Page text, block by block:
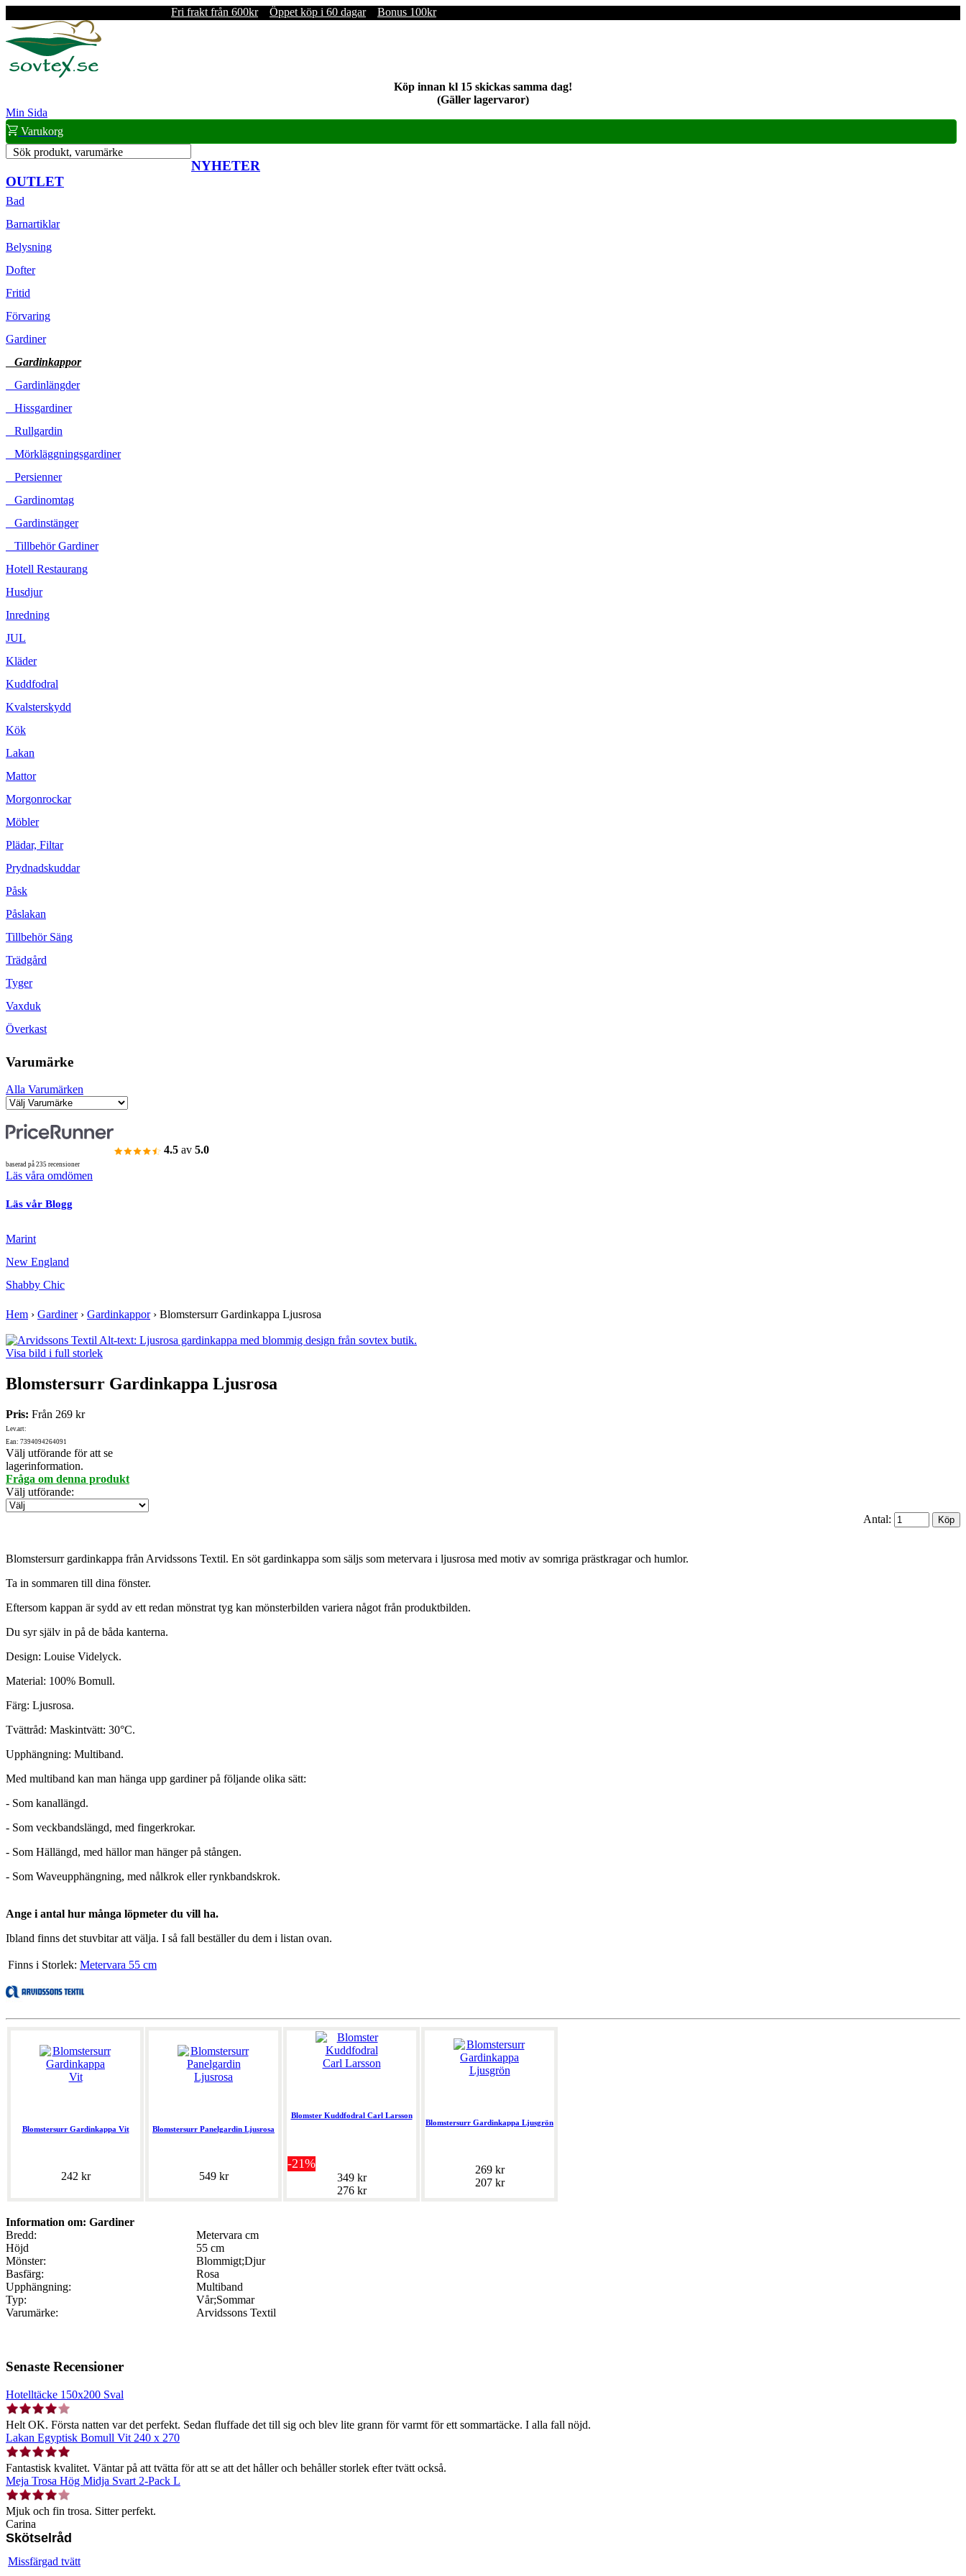
Fri frakt från 600kr Öppet köp i 60 dagar Bonus 100kr
Köp innan kl 15 skickas samma dag!
(Gäller lagervaror)
Min Sida
Varukorg
Sök produkt, varumärke
NYHETER
OUTLET
Bad
Barnartiklar
Belysning
Dofter
Fritid
Förvaring
Gardiner
Gardinkappor
Gardinlängder
Hissgardiner
Rullgardin
Mörkläggningsgardiner
Persienner
Gardinomtag
Gardinstänger
Tillbehör Gardiner
Hotell Restaurang
Husdjur
Inredning
JUL
Kläder
Kuddfodral
Kvalsterskydd
Kök
Lakan
Mattor
Morgonrockar
Möbler
Plädar, Filtar
Prydnadskuddar
Påsk
Påslakan
Tillbehör Säng
Trädgård
Tyger
Vaxduk
Överkast
Varumärke
Alla Varumärken
4.5 av 5.0
baserad på 235 recensioner
Läs våra omdömen
Läs vår Blogg
Marint
New England
Shabby Chic
Hem › Gardiner› Gardinkappor› Blomstersurr Gardinkappa Ljusrosa
Visa bild i full storlek
Blomstersurr Gardinkappa Ljusrosa
Pris: Från 269 kr
Lev.art:
Ean: 7394094264091
Välj utförande för att se
lagerinformation.
Fråga om denna produkt
Välj utförande:
Antal:
Blomstersurr gardinkappa från Arvidssons Textil. En söt gardinkappa som säljs som metervara i ljusrosa med motiv av somriga prästkragar och humlor.
Ta in sommaren till dina fönster.
Eftersom kappan är sydd av ett redan mönstrat tyg kan mönsterbilden variera något från produktbilden.
Du syr själv in på de båda kanterna.
Design: Louise Videlyck.
Material: 100% Bomull.
Färg: Ljusrosa.
Tvättråd: Maskintvätt: 30°C.
Upphängning: Multiband.
Med multiband kan man hänga upp gardiner på följande olika sätt:
- Som kanallängd.
- Som veckbandslängd, med fingerkrokar.
- Som Hällängd, med hällor man hänger på stången.
- Som Waveupphängning, med nålkrok eller rynkbandskrok.
Ange i antal hur många löpmeter du vill ha.
Ibland finns det stuvbitar att välja. I så fall beställer du dem i listan ovan.
Finns i Storlek: Metervara 55 cm
Blomstersurr Gardinkappa Vit
242 kr
Blomstersurr Panelgardin Ljusrosa
549 kr
Blomster Kuddfodral Carl Larsson
-21%
349 kr
276 kr
Blomstersurr Gardinkappa Ljusgrön
269 kr
207 kr
Information om: Gardiner
Bredd:
Metervara cm
Höjd
55 cm
Mönster:
Blommigt;Djur
Basfärg:
Rosa
Upphängning:
Multiband
Typ:
Vår;Sommar
Varumärke:
Arvidssons Textil
Senaste Recensioner
Hotelltäcke 150x200 Sval
Helt OK. Första natten var det perfekt. Sedan fluffade det till sig och blev lite grann för varmt för ett sommartäcke. I alla fall nöjd.
Lakan Egyptisk Bomull Vit 240 x 270
Fantastisk kvalitet. Väntar på att tvätta för att se att det håller och behåller storlek efter tvätt också.
Meja Trosa Hög Midja Svart 2-Pack L
Mjuk och fin trosa. Sitter perfekt.
Carina
Skötselråd
Missfärgad tvätt